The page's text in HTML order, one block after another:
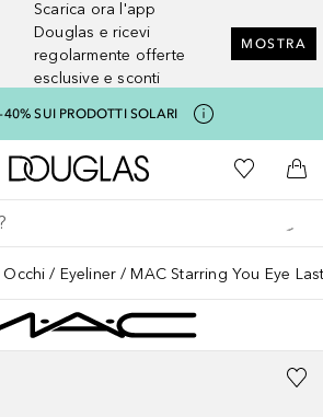
Scarica ora l'app
Douglas e ricevi
regolarmente offerte
esclusive e sconti
MOSTRA
SUI PRODOTTI SOLARI
A Douglas HomeAlla Mia
Al
Occhi Eyeliner MAC Starring You Eye